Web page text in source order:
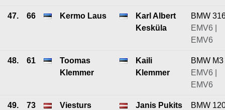
47. 66 Kermo Laus
Karl Albert
Kesküla
BMW
EMV6 |
EMV6
48. 61
Toomas
Klemmer
Kaili
Klemmer
BMW M3
EMV6 |
EMV6
49. 73
Viesturs
Janis Pukits
BMW